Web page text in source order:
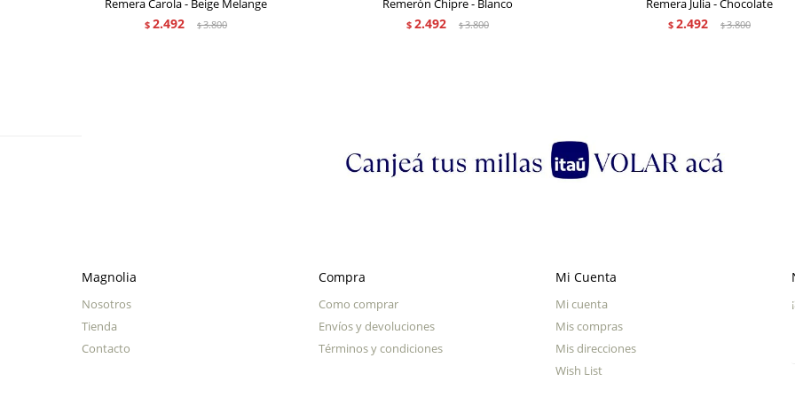
$ 2.492 $3.800 $ 2.492 $3.800 $ 2.492 $3.800
Magnolia
Nosotros
Tienda
Contacto
Compra
Como comprar
Envíos y devoluciones
Términos y condiciones
Mi Cuenta
Mi cuenta
Mis compras
Mis direcciones
Wish List